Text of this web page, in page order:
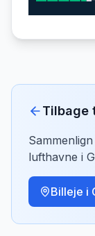
Tilbage
lufthavne i
Billeje i